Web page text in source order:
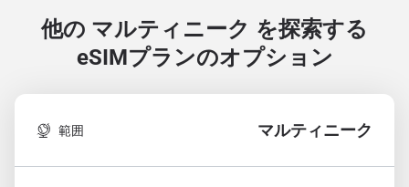
他の マルティニーク を探索する
eSIMプランのオプション
範囲 マルティニーク